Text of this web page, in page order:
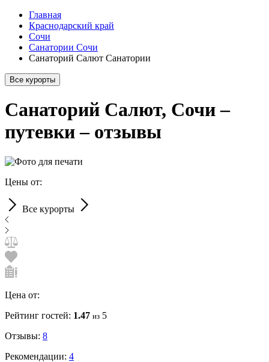
Главная
Краснодарский край
Сочи
Санатории Сочи
Санаторий Салют Санатории
Все курорты
Санаторий Салют, Сочи –
путевки – отзывы
Цены от:
Все курорты
Цена от:
Рейтинг гостей: 1.47 из 5
Отзывы: 8
Рекомендации: 4